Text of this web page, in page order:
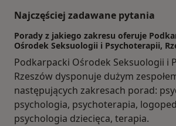
Najczęściej zadawane pytania
Porady z jakiego zakresu oferuje
Ośrodek Seksuologii i Psychoterapii,
Podkarpacki Ośrodek Seksuologii i
Rzeszów dysponuje dużym
następujących zakresach porad:
psychologia, psychoterapia,
psychologia dziecięca, terapia.